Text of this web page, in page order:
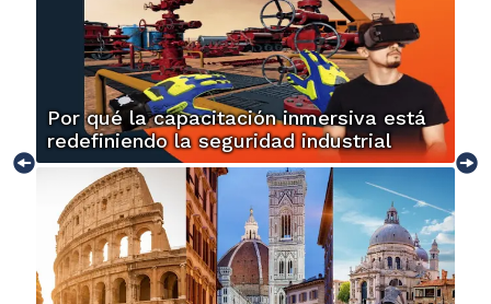
Por qué la capacitación inmersiva está
redefiniendo la seguridad industrial